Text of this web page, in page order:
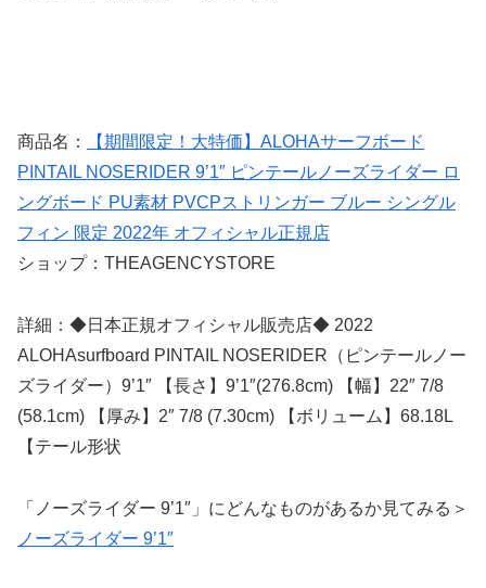
商品名：
【期間限定！大特価】ALOHAサーフボード
PINTAIL NOSERIDER 9’1″ ピンテールノーズライダー ロ
ングボード PU素材 PVCPストリンガー ブルー シングル
フィン 限定 2022年 オフィシャル正規店
ショップ：THEAGENCYSTORE
詳細：◆日本正規オフィシャル販売店◆ 2022
ALOHAsurfboard PINTAIL NOSERIDER（ピンテールノー
ズライダー）9’1″ 【長さ】9’1″(276.8cm) 【幅】22″ 7/8
(58.1cm) 【厚み】2″ 7/8 (7.30cm) 【ボリューム】68.18L
【テール形状
「ノーズライダー 9’1″」にどんなものがあるか見てみる＞
ノーズライダー 9’1″